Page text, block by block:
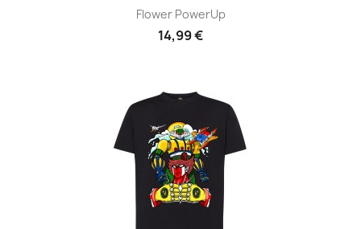
Flower PowerUp
14,99 €